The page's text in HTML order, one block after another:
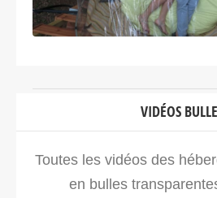
VIDÉOS
Toutes les vidéos des
en bulles